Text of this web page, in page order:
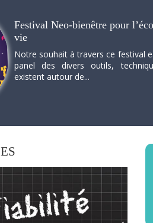
Festival Neo-bienêtre pour
vie
Notre souhait à travers ce festival
panel des divers outils,
existent autour de...